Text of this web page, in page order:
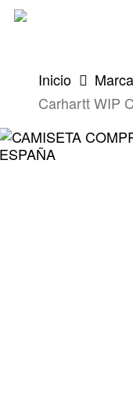
Skip
Inicio
Carhartt WIP